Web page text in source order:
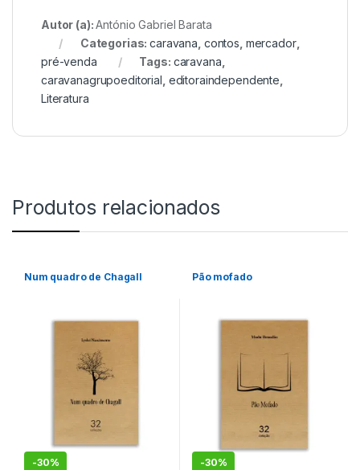
Autor (a):António Gabriel Barata
Categorias:caravana contos mercador,
pré-venda
Tags: caravana
caravanagrupoeditorial editoraindependente
Literatura
Produtos relacionados
Num quadro de Chagall
-30%
Pão mofado
-30%